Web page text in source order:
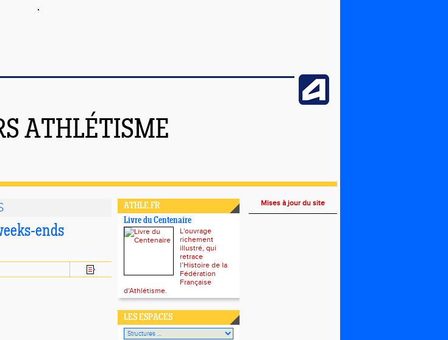
ATHLÉTISME
ends
ATHLE.FR
Livre du Centenaire
L'ouvrage
richement
illustré, qui
retrace
l’Histoire de la
Fédération
Française
d'Athlétisme.
LES ESPACES
Mises à jour du site